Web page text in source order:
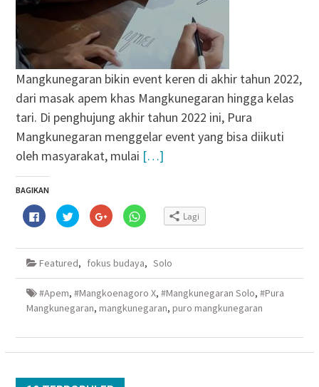
Mangkunegaran bikin event keren di akhir tahun 2022,
dari masak apem khas Mangkunegaran hingga kelas
tari. Di penghujung akhir tahun 2022 ini, Pura
Mangkunegaran menggelar event yang bisa diikuti
oleh masyarakat, mulai […]
BAGIKAN
Klik
untuk
membagikan
Facebook(Membuka
jendela
baru)
Klik
untuk
berbagi
Twitter(Membuka
jendela
baru)
Klik
untuk
berbagi
Google+
di
yang
baru)
Klik
untuk
WhatsApp(Membuka
jendela
baru)
Lagi
Featured, fokus budaya, Solo
#Apem, #Mangkoenagoro X, #Mangkunegaran Solo, #Pura
Mangkunegaran, mangkunegaran, puro mangkunegaran